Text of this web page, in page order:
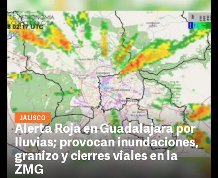
JALISCO
Alerta Roja en Guadalajara por
lluvias; provocan inundaciones,
granizo y cierres viales en la
ZMG